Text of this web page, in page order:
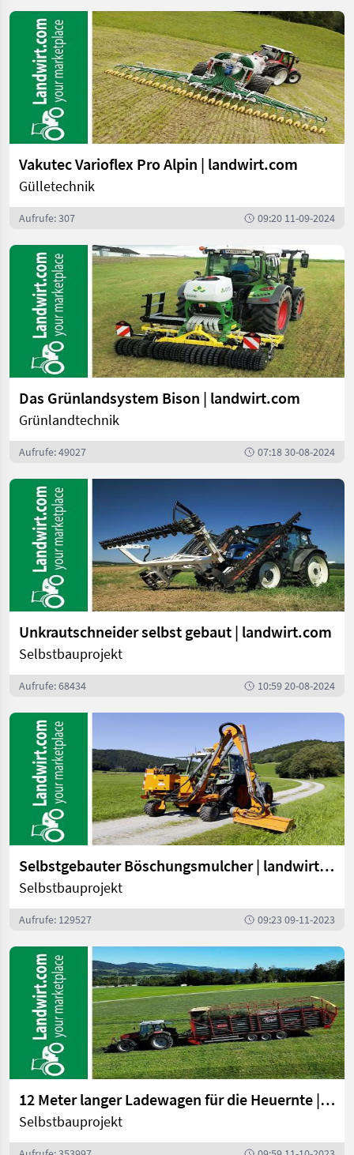
Vakutec Varioflex Pro Alpin | landwirt.com
Gülletechnik
Aufrufe: 307 09:20 11-09-2024
Das Grünlandsystem Bison | landwirt.com
Grünlandtechnik
Aufrufe: 49027 07:18 30-08-2024
Unkrautschneider selbst gebaut | landwirt.com
Selbstbauprojekt
Aufrufe: 68434 10:59 20-08-2024
Selbstgebauter Böschungsmulcher | landwirt.com
Selbstbauprojekt
Aufrufe: 129527 09:23 09-11-2023
12 Meter langer Ladewagen für die Heuernte | landwirt.com
Selbstbauprojekt